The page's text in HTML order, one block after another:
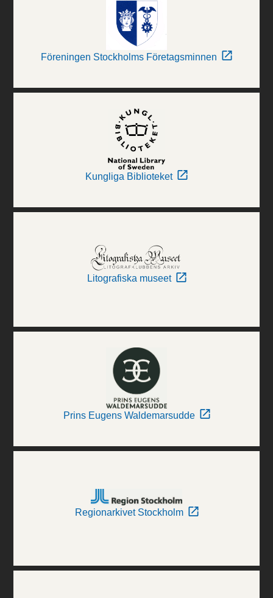
Föreningen Stockholms Företagsminnen
Kungliga Biblioteket
Litografiska museet
Prins Eugens Waldemarsudde
Regionarkivet Stockholm